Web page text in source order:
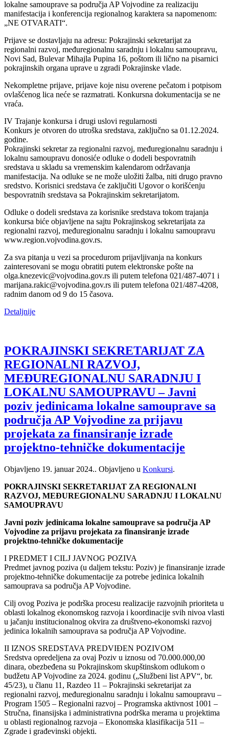
lokalne samouprave sa područja AP Vojvodine za realizaciju
manifestacija i konferencija regionalnog karaktera sa napomenom:
„NE OTVARATI“.
Prijave se dostavljaju na adresu: Pokrajinski sekretarijat za
regionalni razvoj, međuregionalnu saradnju i lokalnu samoupravu,
Novi Sad, Bulevar Mihajla Pupina 16, poštom ili lično na pisarnici
pokrajinskih organa uprave u zgradi Pokrajinske vlade.
Nekompletne prijave, prijave koje nisu overene pečatom i potpisom
ovlašćenog lica neće se razmatrati. Konkursna dokumentacija se ne
vraća.
IV Trajanje konkursa i drugi uslovi regularnosti
Konkurs je otvoren do utroška sredstava, zaključno sa 01.12.2024.
godine.
Pokrajinski sekretar za regionalni razvoj, međuregionalnu saradnju i
lokalnu samoupravu donosiće odluke o dodeli bespovratnih
sredstava u skladu sa vremenskim kalendarom održavanja
manifestacija. Na odluke se ne može uložiti žalba, niti drugo pravno
sredstvo. Korisnici sredstava će zaključiti Ugovor o korišćenju
bespovratnih sredstava sa Pokrajinskim sekretarijatom.
Odluke o dodeli sredstava za korisnike sredstava tokom trajanja
konkursa biće objavljene na sajtu Pokrajinskog sekretarijata za
regionalni razvoj, međuregionalnu saradnju i lokalnu samoupravu
www.region.vojvodina.gov.rs.
Za sva pitanja u vezi sa procedurom prijavljivanja na konkurs
zainteresovani se mogu obratiti putem elektronske pošte na
olga.knezevic@vojvodina.gov.rs ili putem telefona 021/487-4071 i
marijana.rakic@vojvodina.gov.rs ili putem telefona 021/487-4208,
radnim danom od 9 do 15 časova.
Detaljnije
POKRAJINSKI SEKRETARIJAT ZA
REGIONALNI RAZVOJ,
MEĐUREGIONALNU SARADNJU I
LOKALNU SAMOUPRAVU – Javni
poziv jedinicama lokalne samouprave sa
područja AP Vojvodine za prijavu
projekata za finansiranje izrade
projektno-tehničke dokumentacije
Objavljeno 19. januar 2024.. Objavljeno u Konkursi.
POKRAJINSKI SEKRETARIJAT ZA REGIONALNI
RAZVOJ, MEĐUREGIONALNU SARADNJU I LOKALNU
SAMOUPRAVU
Javni poziv jedinicama lokalne samouprave sa područja AP
Vojvodine za prijavu projekata za finansiranje izrade
projektno-tehničke dokumentacije
I PREDMET I CILJ JAVNOG POZIVA
Predmet javnog poziva (u daljem tekstu: Poziv) je finansiranje izrade
projektno-tehničke dokumentacije za potrebe jedinica lokalnih
samouprava sa područja AP Vojvodine.
Cilj ovog Poziva je podrška procesu realizacije razvojnih prioriteta u
oblasti lokalnog ekonomskog razvoja i koordinacije svih nivoa vlasti
u jačanju institucionalnog okvira za društveno-ekonomski razvoj
jedinica lokalnih samouprava sa područja AP Vojvodine.
II IZNOS SREDSTAVA PREDVIĐEN POZIVOM
Sredstva opredeljena za ovaj Poziv u iznosu od 70.000.000,00
dinara, obezbeđena su Pokrajinskom skupštinskom odlukom o
budžetu AP Vojvodine za 2024. godinu („Službeni list APV“, br.
45/23), u članu 11, Razdeo 11 – Pokrajinski sekretarijat za
regionalni razvoj, međuregionalnu saradnju i lokalnu samoupravu –
Program 1505 – Regionalni razvoj – Programska aktivnost 1001 –
Stručna, finansijska i administrativna podrška merama u projektima
u oblasti regionalnog razvoja – Ekonomska klasifikacija 511 –
Zgrade i građevinski objekti.